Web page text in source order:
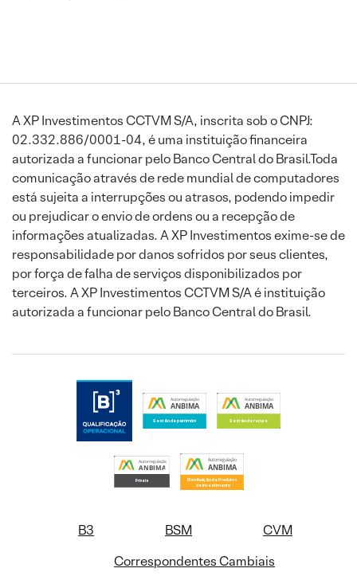
A XP Investimentos CCTVM S/A, inscrita sob o CNPJ:
02.332.886/0001-04, é uma instituição financeira
autorizada a funcionar pelo Banco Central do Brasil.Toda
comunicação através de rede mundial de computadores
está sujeita a interrupções ou atrasos, podendo impedir
ou prejudicar o envio de ordens ou a recepção de
informações atualizadas. A XP Investimentos exime-se de
responsabilidade por danos sofridos por seus clientes,
por força de falha de serviços disponibilizados por
terceiros. A XP Investimentos CCTVM S/A é instituição
autorizada a funcionar pelo Banco Central do Brasil.
B3 BSM
CVM
Correspondentes Cambiais